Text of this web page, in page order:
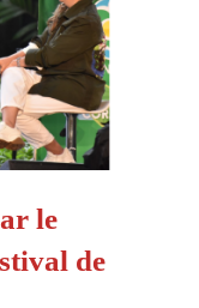
le
de